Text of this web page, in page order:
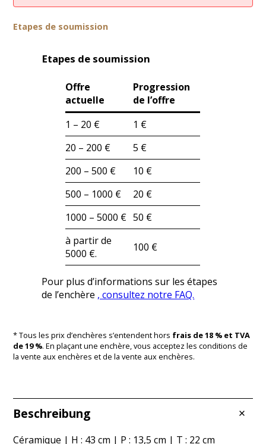
Etapes de soumission
Etapes de soumission
Offre
actuelle
Progression
de l’offre
1 – 20 €
1 €
20 – 200 €
5 €
200 – 500 €
10 €
500 – 1000 €
20 €
1000 – 5000 € 50 €
à partir de
5000 €.
100 €
Pour plus d’informations sur les étapes
de l’enchère , consultez notre FAQ.
* Tous les prix d’enchères s’entendent hors frais de 18 % et TVA
de 19 %. En plaçant une enchère, vous acceptez les conditions de
la vente aux enchères et de la vente aux enchères.
Beschreibung
Céramique | H : 43 cm | P : 13,5 cm | T : 22 cm